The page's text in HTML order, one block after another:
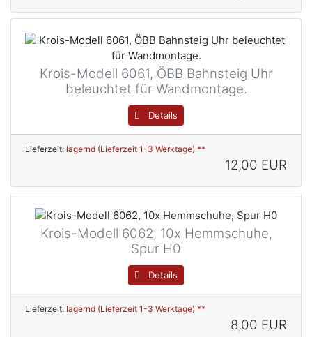
Krois-Modell 6061, ÖBB Bahnsteig Uhr
beleuchtet für Wandmontage.
Details
Lieferzeit: lagernd (Lieferzeit 1-3 Werktage) **
12,00 EUR
Krois-Modell 6062, 10x Hemmschuhe,
Spur H0
Details
Lieferzeit: lagernd (Lieferzeit 1-3 Werktage) **
8,00 EUR